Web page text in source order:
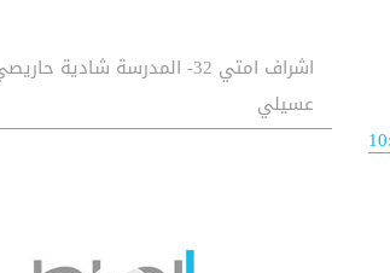
اشراف امتي 32- المدرسة شادية
عسيلي